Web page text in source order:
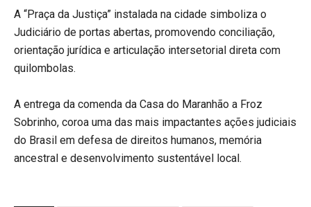
A “Praça da Justiça” instalada na cidade simboliza o
Judiciário de portas abertas, promovendo conciliação,
orientação jurídica e articulação intersetorial direta com
quilombolas.
A entrega da comenda da Casa do Maranhão a Froz
Sobrinho, coroa uma das mais impactantes ações judiciais
do Brasil em defesa de direitos humanos, memória
ancestral e desenvolvimento sustentável local.